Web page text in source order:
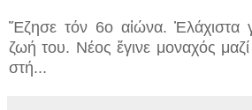
Ἔζησε τόν 6ο αἰώνα. Ἐλάχιστα
ζωή του. Νέος ἔγινε μοναχός
στή...